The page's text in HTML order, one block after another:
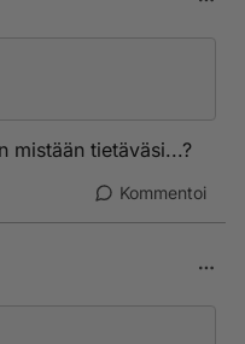
mistään tietäväsi...?
Kommentoi